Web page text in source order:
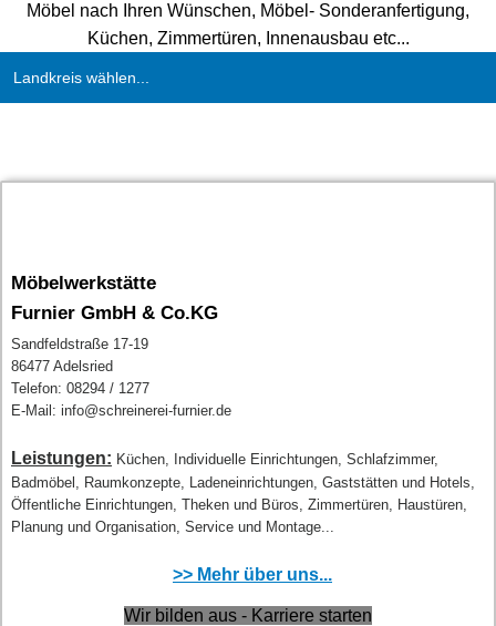
Möbel nach Ihren Wünschen, Möbel- Sonderanfertigung,
Küchen, Zimmertüren, Innenausbau etc...
Landkreis wählen...
Möbelwerkstätte
Furnier GmbH & Co.KG
Sandfeldstraße 17-19
86477 Adelsried
Telefon: 08294 / 1277
E-Mail: info@schreinerei-furnier.de
Leistungen: Küchen, Individuelle Einrichtungen, Schlafzimmer,
Badmöbel, Raumkonzepte, Ladeneinrichtungen, Gaststätten und Hotels,
Öffentliche Einrichtungen, Theken und Büros, Zimmertüren, Haustüren,
Planung und Organisation, Service und Montage...
>> Mehr über uns...
Wir bilden aus - Karriere starten